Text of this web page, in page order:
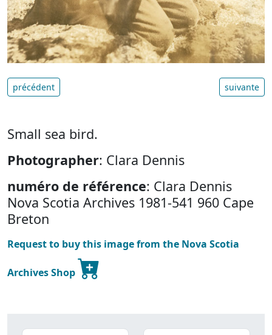
précédent suivante
Small sea bird.
Photographer: Clara Dennis
numéro de référence: Clara Dennis
Nova Scotia Archives 1981-541 960 Cape
Breton
Request to buy this image from the Nova Scotia
Archives Shop